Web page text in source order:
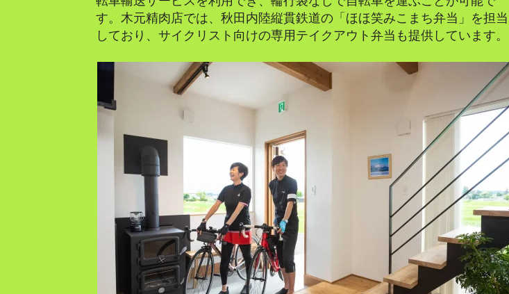
す。木元精肉店では、秋田内陸縦貫鉄道の「ほほ笑みこまち弁当」を担当
しており、サイクリスト向けの専用テイクアウト弁当も提供しています。